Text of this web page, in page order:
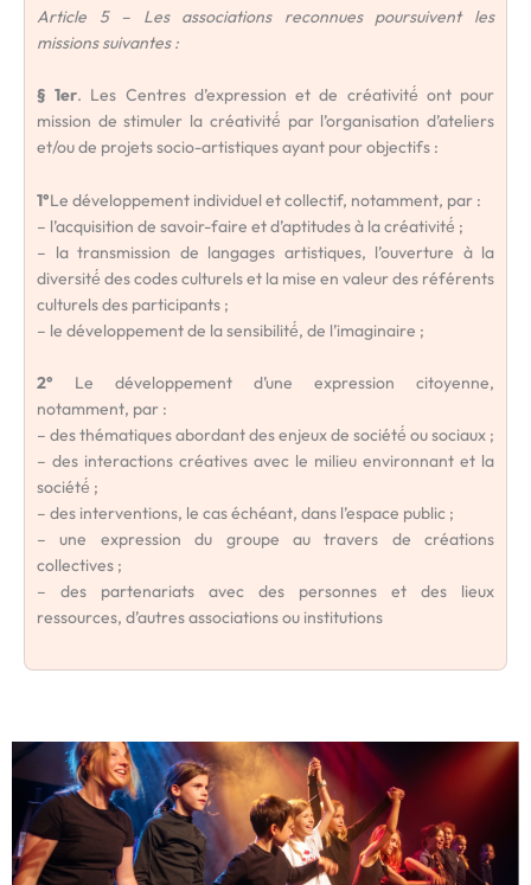
Article 5 – Les associations reconnues poursuivent les
missions suivantes :
§ 1er. Les Centres d’expression et de créativité́ ont pour
mission de stimuler la créativité́ par l’organisation d’ateliers
et/ou de projets socio-artistiques ayant pour objectifs :
1°Le développement individuel et collectif, notamment, par :
– l’acquisition de savoir-faire et d’aptitudes à la créativité́ ;
– la transmission de langages artistiques, l’ouverture à la
diversité́ des codes culturels et la mise en valeur des référents
culturels des participants ;
– le développement de la sensibilité́, de l’imaginaire ;
2° Le développement d’une expression citoyenne,
notamment, par :
– des thématiques abordant des enjeux de société́ ou sociaux ;
– des interactions créatives avec le milieu environnant et la
société́ ;
– des interventions, le cas échéant, dans l’espace public ;
– une expression du groupe au travers de créations
collectives ;
– des partenariats avec des personnes et des lieux
ressources, d’autres associations ou institutions